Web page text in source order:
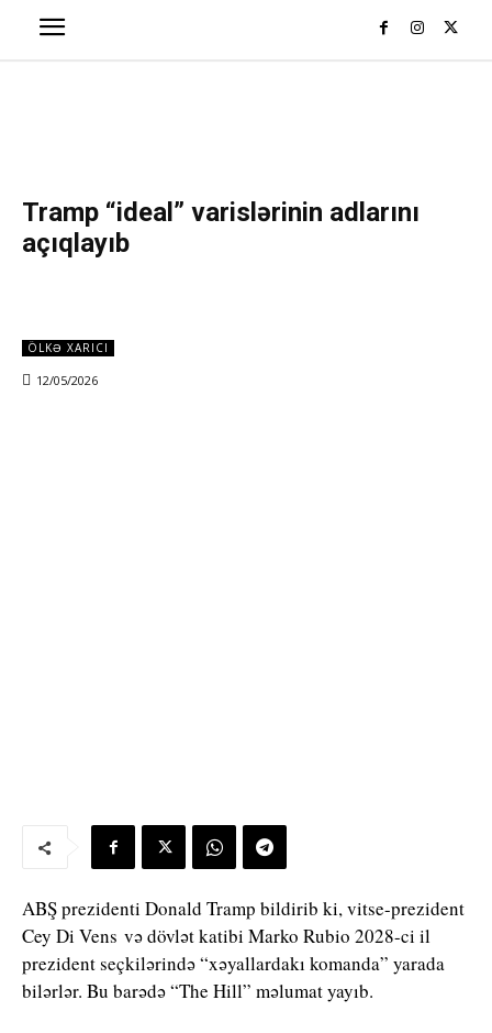
Tramp “ideal” varislərinin adlarını
açıqlayıb
ÖLKƏ XARICI
12/05/2026
ABŞ prezidenti Donald Tramp bildirib ki, vitse-prezident
Cey Di Vens və dövlət katibi Marko Rubio 2028-ci il
prezident seçkilərində “xəyallardakı komanda” yarada
bilərlər. Bu barədə “The Hill” məlumat yayıb.